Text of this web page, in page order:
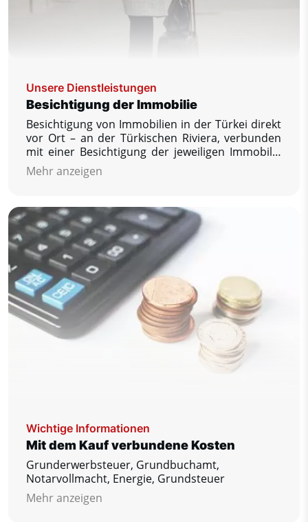
Unsere Dienstleistungen
Besichtigung der Immobilie
Besichtigung von Immobilien in der Türkei direkt
vor Ort – an der Türkischen Riviera, verbunden
mit einer Besichtigung der jeweiligen Immobilie
mit der Möglichkeit, eine größere Anzahl
angebotener Immobilien zu besichtigen und zu
beantworten, die Sie interessieren, und die
Reservierung zu sichern Ihre Traumimmobilie.
Mehr anzeigen
Wichtige Informationen
Mit dem Kauf verbundene Kosten
Grunderwerbsteuer, Grundbuchamt,
Notarvollmacht, Energie, Grundsteuer
Mehr anzeigen